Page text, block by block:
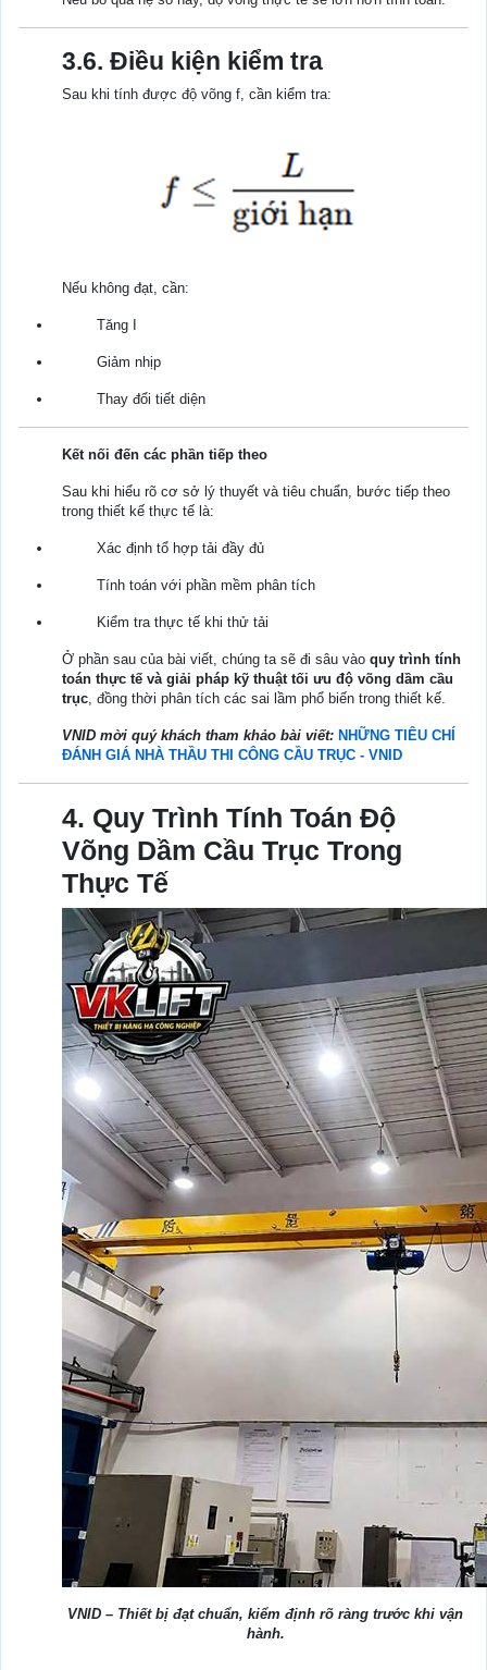
3.6. Điều kiện kiểm tra
Sau khi tính được độ võng f, cần kiểm tra:
Nếu không đạt, cần:
Tăng I
Giảm nhịp
Thay đổi tiết diện
Kết nối đến các phần tiếp theo
Sau khi hiểu rõ cơ sở lý thuyết và tiêu chuẩn, bước tiếp theo
trong thiết kế thực tế là:
Xác định tổ hợp tải đầy đủ
Tính toán với phần mềm phân tích
Kiểm tra thực tế khi thử tải
Ở phần sau của bài viết, chúng ta sẽ đi sâu vào quy trình tính
toán thực tế và giải pháp kỹ thuật tối ưu độ võng dầm cầu
trục, đồng thời phân tích các sai lầm phổ biến trong thiết kế.
VNID mời quý khách tham khảo bài viết: NHỮNG TIÊU CHÍ
ĐÁNH GIÁ NHÀ THẦU THI CÔNG CẦU TRỤC - VNID
4. Quy Trình Tính Toán Độ
Võng Dầm Cầu Trục Trong
Thực Tế
VNID – Thiết bị đạt chuẩn, kiểm định rõ ràng trước khi vận
hành.